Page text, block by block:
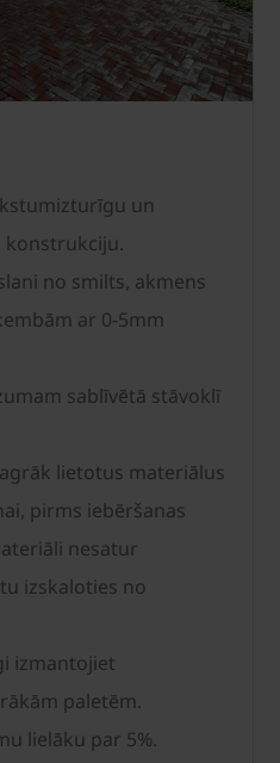
un
konstrukciju.
no smilts, akmens
ar 0-5mm
sablīvētā stāvoklī
lietotus materiālus
pirms iebēršanas
nesatur
izskaloties no
izmantojiet
paletēm.
lielāku par 5%.